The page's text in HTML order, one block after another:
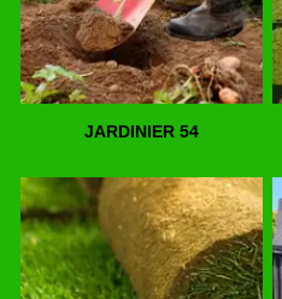
JARDINIER 54